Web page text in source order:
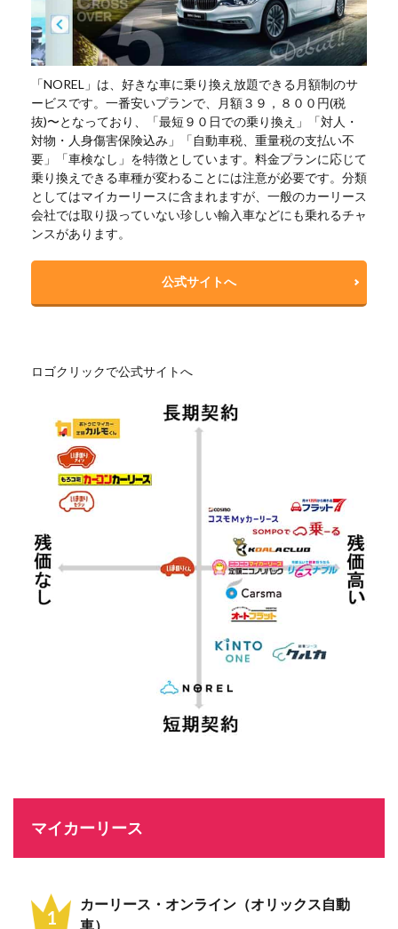
「NOREL」は、好きな車に乗り換え放題できる月額制のサ
ービスです。一番安いプランで、月額３９，８００円(税
抜)〜となっており、「最短９０日での乗り換え」「対人・
対物・人身傷害保険込み」「自動車税、重量税の支払い不
要」「車検なし」を特徴としています。料金プランに応じて
乗り換えできる車種が変わることには注意が必要です。分類
としてはマイカーリースに含まれますが、一般のカーリース
会社では取り扱っていない珍しい輸入車などにも乗れるチャ
ンスがあります。
公式サイトへ
ロゴクリックで公式サイトへ
マイカーリース
カーリース・オンライン（オリックス自動
車）